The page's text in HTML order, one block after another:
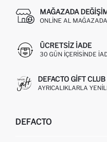
MAĞAZADA
ONLINE AL
ÜCRETSIZ IADE
30 GÜN IÇERISINDE
DEFACTO GIFT CLUB
AYRICALIKLARLA
DEFACTO